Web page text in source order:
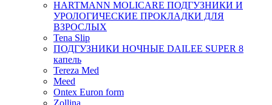
HARTMANN MOLICARE ПОДГУЗНИКИ И
УРОЛОГИЧЕСКИЕ ПРОКЛАДКИ ДЛЯ
ВЗРОСЛЫХ
Tena Slip
ПОДГУЗНИКИ НОЧНЫЕ DAILEE SUPER 8
капель
Tereza Med
Meed
Ontex Euron form
Zollina